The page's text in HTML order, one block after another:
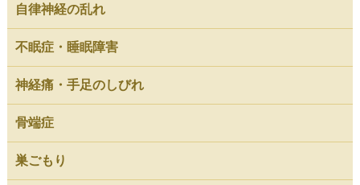
自律神経の乱れ
不眠症・睡眠障害
神経痛・手足のしびれ
骨端症
巣ごもり